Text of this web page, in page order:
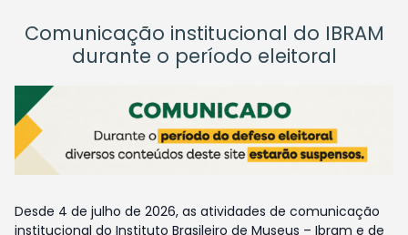
Comunicação institucional do IBRAM
durante o período eleitoral
Desde 4 de julho de 2026, as atividades de comunicação
institucional do Instituto Brasileiro de Museus – Ibram e de